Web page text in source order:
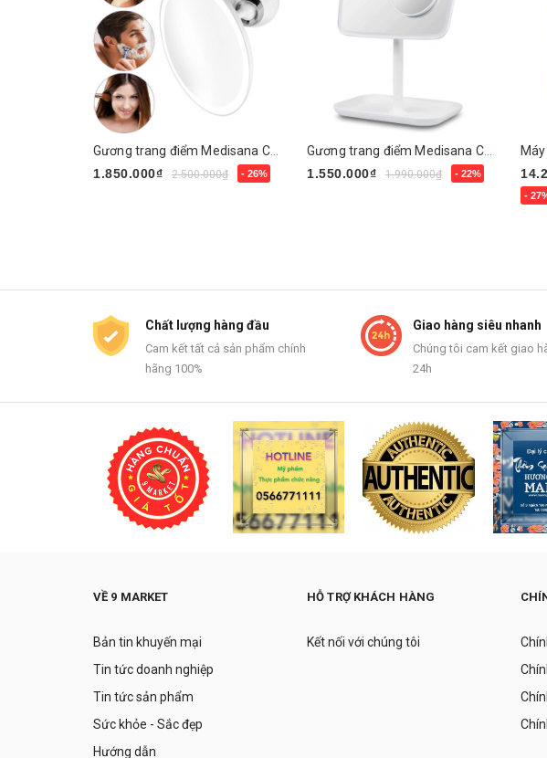
Gương trang điểm Medisana CM850
1.850.000₫
2.500.000₫ - 26%
Gương trang điểm Medisana CM848
1.550.000₫
1.990.000₫ - 22%
-
Chất lượng hàng đầu
Cam kết tất cả sản phẩm chính
hãng 100%
Giao hàng siêu nhanh
Chúng tôi cam kết giao
24h
VỀ 9 MARKET
Bản tin khuyến mại
Tin tức doanh nghiệp
Tin tức sản phẩm
Sức khỏe - Sắc đẹp
Hướng dẫn
HỖ TRỢ KHÁCH HÀNG
Kết nối với chúng tôi